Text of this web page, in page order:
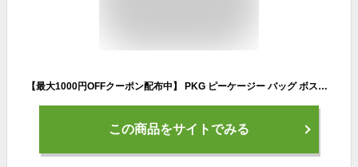
【最大1000円OFFクーポン配布中】 PKG ピーケージー バッグ ボストンバッグ ショルダー ビショップ メンズ 40L 大容量 軽量 斜め掛け 防水 撥水 BISHOP ブラック ネイビー グレー 黒
この商品をサイトでみる